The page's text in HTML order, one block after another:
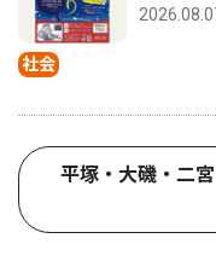
社会
平塚・大磯・二